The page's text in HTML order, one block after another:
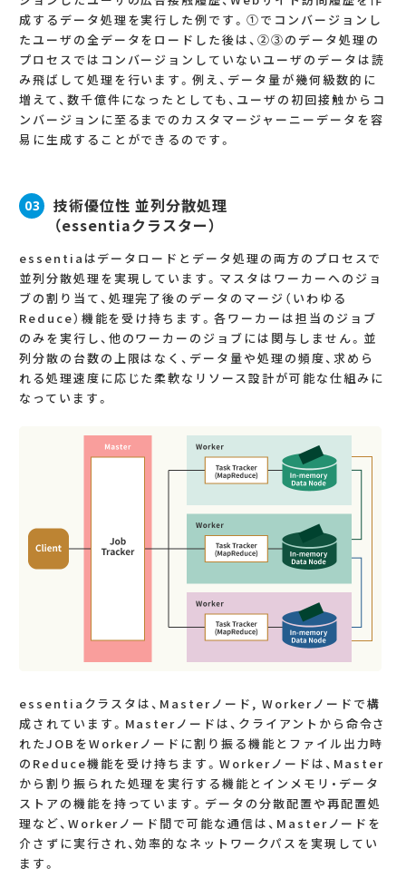
成するデータ処理を実行した例です。①でコンバージョンし
たユーザの全データをロードした後は、②③のデータ処理の
プロセスではコンバージョンしていないユーザのデータは読
み飛ばして処理を行います。例え、データ量が幾何級数的に
増えて、数千億件になったとしても、ユーザの初回接触からコ
ンバージョンに至るまでのカスタマージャーニーデータを容
易に生成することができるのです。
03
技術優位性 並列分散処理
（essentiaクラスター）
essentiaはデータロードとデータ処理の両方のプロセスで
並列分散処理を実現しています。マスタはワーカーへのジョ
ブの割り当て、処理完了後のデータのマージ（いわゆる
Reduce）機能を受け持ちます。各ワーカーは担当のジョブ
のみを実行し、他のワーカーのジョブには関与しません。並
列分散の台数の上限はなく、データ量や処理の頻度、求めら
れる処理速度に応じた柔軟なリソース設計が可能な仕組みに
なっています。
essentiaクラスタは、Masterノード, Workerノードで構
成されています。Masterノードは、クライアントから命令さ
れたJOBをWorkerノードに割り振る機能とファイル出力時
のReduce機能を受け持ちます。Workerノードは、Master
から割り振られた処理を実行する機能とインメモリ・データ
ストアの機能を持っています。データの分散配置や再配置処
理など、Workerノード間で可能な通信は、Masterノードを
介さずに実行され、効率的なネットワークパスを実現してい
ます。